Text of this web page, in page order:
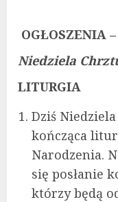
OGŁOSZENIA
Niedziela
LITURGIA
Dziś Niedziela
kończąca
Narodzenia.
się posłanie
którzy będą